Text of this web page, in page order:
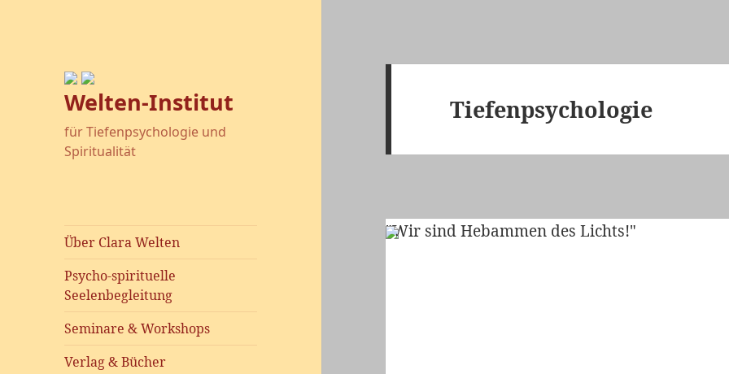
Welten-Institut
für Tiefenpsychologie und
Spiritualität
Über Clara Welten
Psycho-spirituelle
Seelenbegleitung
Seminare & Workshops
Verlag & Bücher
Tiefenpsychologie
"Wir sind Hebammen des Lichts!"